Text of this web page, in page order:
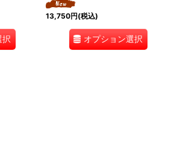
択
13,750円(税込)
オプション選択